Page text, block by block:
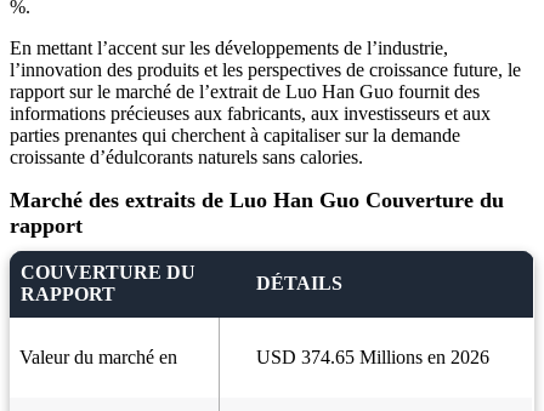
%.
En mettant l’accent sur les développements de l’industrie,
l’innovation des produits et les perspectives de croissance future, le
rapport sur le marché de l’extrait de Luo Han Guo fournit des
informations précieuses aux fabricants, aux investisseurs et aux
parties prenantes qui cherchent à capitaliser sur la demande
croissante d’édulcorants naturels sans calories.
Marché des extraits de Luo Han Guo Couverture du
rapport
COUVERTURE DU
RAPPORT
DÉTAILS
Valeur du marché en USD 374.65 Millions en 2026